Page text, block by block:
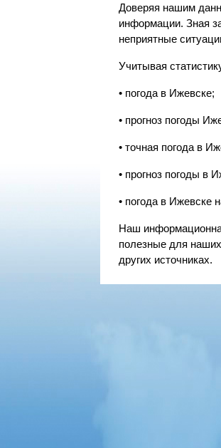
Доверяя нашим
информации. Зная
неприятные
Учитывая
• погода в Ижевске;
• прогноз погоды
• точная погода в
• прогноз погоды в
• погода в Ижевске
Наш
полезные для
других источниках.